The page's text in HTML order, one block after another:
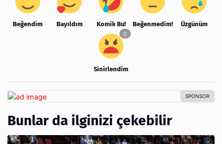
Beğendim Bayıldım Komik Bu! Beğenmedim! Üzgünüm
Sinirlendim
Bunlar da ilginizi çekebilir